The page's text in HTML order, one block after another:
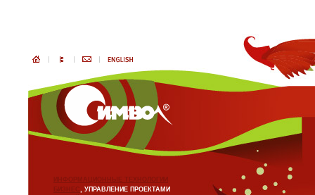
ИНФОРМАЦИОННЫЕ ТЕХНОЛОГИИ
БИЗНЕС, УПРАВЛЕНИЕ ПРОЕКТАМИ